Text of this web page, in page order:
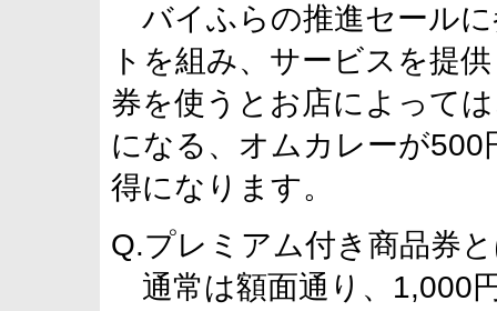
バイふらの推進セール
トを組み、サービスを提
券を使うとお店によって
になる、オムカレーが
得になります。
Q.プレミアム付き商品券
通常は額面通り、1,000